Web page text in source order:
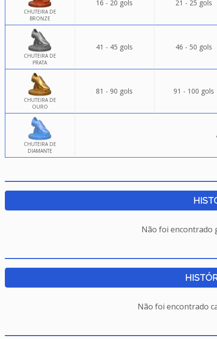
CHUTEIRA DE
BRONZE
16 - 20 gols 21 - 25 gols
CHUTEIRA DE
PRATA
41 - 45 gols 46 - 50 gols
CHUTEIRA DE
OURO
81 - 90 gols 91 - 100 gols
CHUTEIRA DE
DIAMANTE
Não foi encontrado
Não foi encontrado